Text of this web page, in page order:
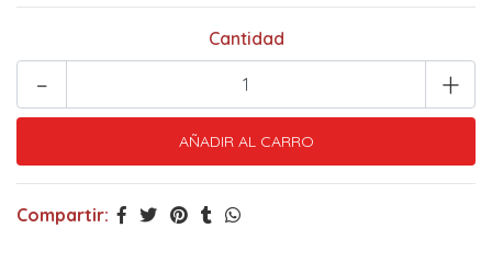
Cantidad
+
-
Compartir: